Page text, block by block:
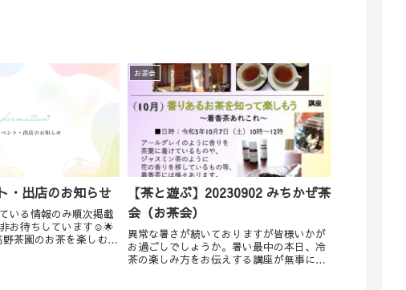
・出店のお知らせ
いる情報のみ順次掲載
お待ちしています☺🌟
茶園のお茶を楽しむ会
お茶会
【茶と遊ぶ】20230902 みちかぜ茶
会（お茶会）
異常な暑さが続いておりますが皆様いかが
お過ごしでしょうか。暑い最中の本日、冷
茶の楽しみ方をお伝えする講座が無事に終